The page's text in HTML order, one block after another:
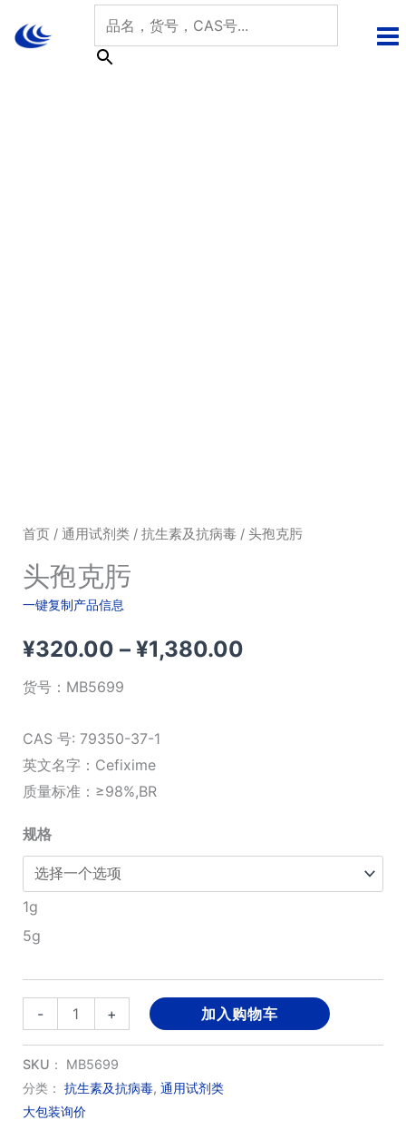
首页/ 通用试剂类/ 抗生素及抗病毒/ 头孢克肟
头孢克肟
一键复制产品信息
¥320.00 – ¥1,380.00价
¥1,380.00
货号： MB5699
CAS 号: 79350-37-1
英文名字：Cefixime
质量标准：≥98%,BR
规格
1g
5g
-
孢
克
肟
数
+ 加入购物车
SKU： MB5699
分类： 抗生素及抗病毒, 通用试剂类
大包装询价